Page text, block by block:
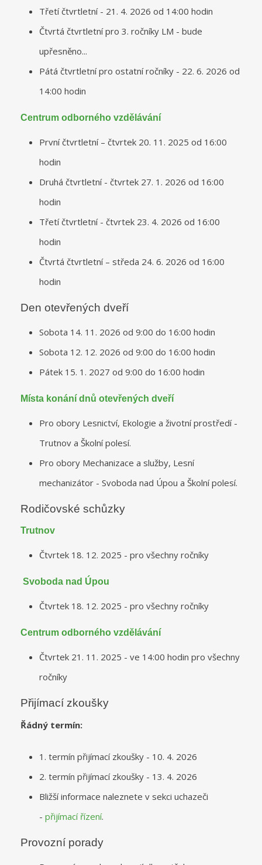
Třetí čtvrtletní - 21. 4. 2026 od 14:00 hodin
Čtvrtá čtvrtletní pro 3. ročníky LM - bude
upřesněno...
Pátá čtvrtletní pro ostatní ročníky - 22. 6. 2026 od
14:00 hodin
Centrum odborného vzdělávání
První čtvrtletní – čtvrtek 20. 11. 2025 od 16:00
hodin
Druhá čtvrtletní - čtvrtek 27. 1. 2026 od 16:00
hodin
Třetí čtvrtletní - čtvrtek 23. 4. 2026 od 16:00
hodin
Čtvrtá čtvrtletní – středa 24. 6. 2026 od 16:00
hodin
Den otevřených dveří
Sobota 14. 11. 2026 od 9:00 do 16:00 hodin
Sobota 12. 12. 2026 od 9:00 do 16:00 hodin
Pátek 15. 1. 2027 od 9:00 do 16:00 hodin
Místa konání dnů otevřených dveří
Pro obory Lesnictví, Ekologie a životní prostředí -
Trutnov a Školní polesí.
Pro obory Mechanizace a služby, Lesní
mechanizátor - Svoboda nad Úpou a Školní polesí.
Rodičovské schůzky
Trutnov
Čtvrtek 18. 12. 2025 - pro všechny ročníky
Svoboda nad Úpou
Čtvrtek 18. 12. 2025 - pro všechny ročníky
Centrum odborného vzdělávání
Čtvrtek 21. 11. 2025 - ve 14:00 hodin pro všechny
ročníky
Přijímací zkoušky
Řádný termín:
1. termín přijímací zkoušky - 10. 4. 2026
2. termín přijímací zkoušky - 13. 4. 2026
Bližší informace naleznete v sekci uchazeči
- přijímací řízení.
Provozní porady